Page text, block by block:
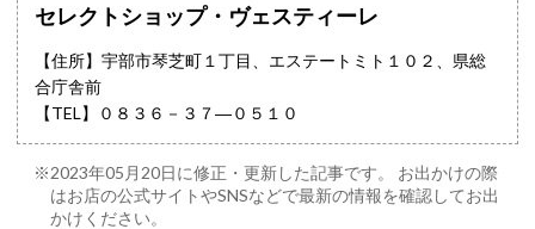
セレクトショップ・ヴェスティーレ
【住所】宇部市琴芝町１丁目、エステートミト１０２、県総
合庁舎前
【TEL】
０８３６－３７―０５１０
※2023年05月20日に修正・更新した記事です。 お出かけの際
はお店の公式サイトやSNSなどで最新の情報を確認してお出
かけください。